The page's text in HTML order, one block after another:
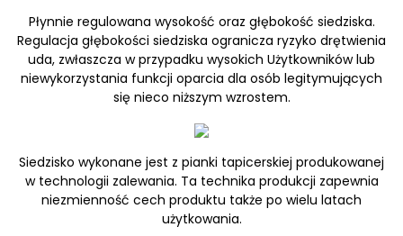
Płynnie regulowana wysokość oraz głębokość siedziska.
Regulacja głębokości siedziska ogranicza ryzyko drętwienia
uda, zwłaszcza w przypadku wysokich Użytkowników lub
niewykorzystania funkcji oparcia dla osób legitymujących
się nieco niższym wzrostem.
Siedzisko wykonane jest z pianki tapicerskiej produkowanej
w technologii zalewania. Ta technika produkcji zapewnia
niezmienność cech produktu także po wielu latach
użytkowania.